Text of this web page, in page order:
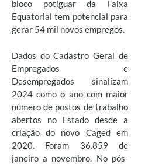
bloco potiguar da Faixa
Equatorial tem potencial para
gerar 54 mil novos empregos.
Dados do Cadastro Geral de
Empregados e
Desempregados sinalizam
2024 como o ano com maior
número de postos de trabalho
abertos no Estado desde a
criação do novo Caged em
2020. Foram 36.859 de
janeiro a novembro. No pós-